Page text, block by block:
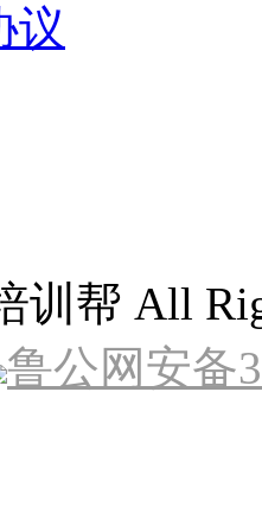
议
训帮 All
鲁公网安备